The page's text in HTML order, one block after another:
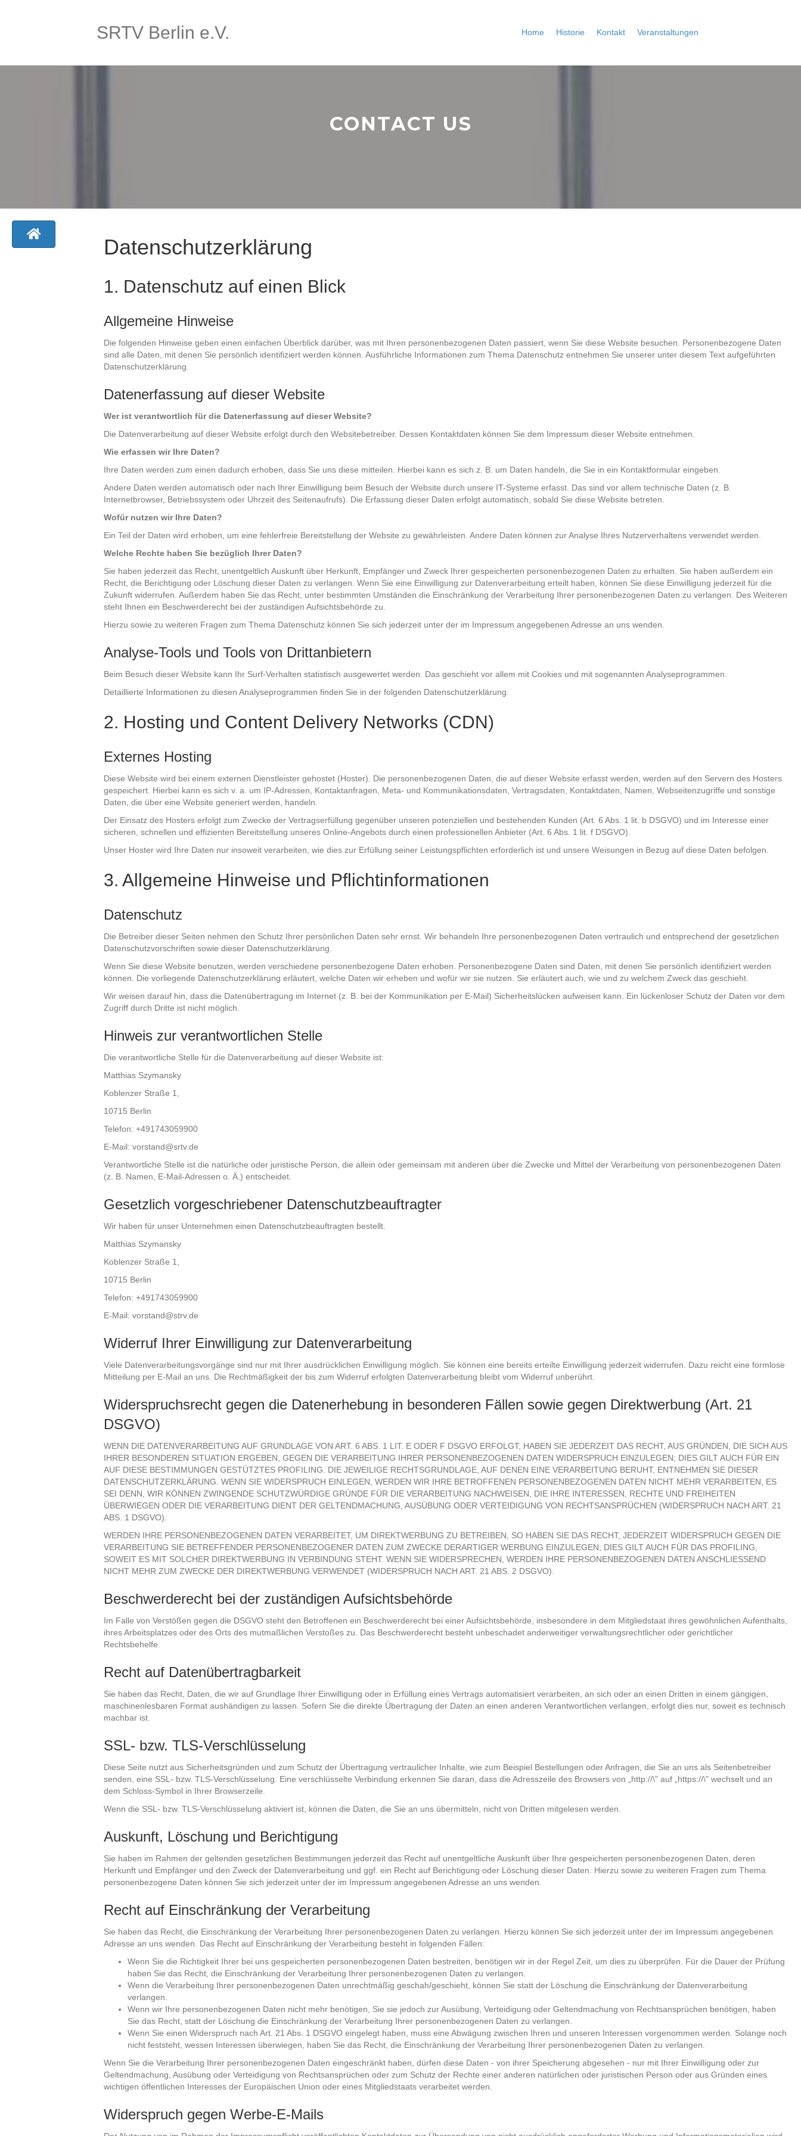
SRTV Berlin e.V. Home Historie Kontakt Veranstaltungen
CONTACT US
Datenschutzerklärung
1. Datenschutz auf einen Blick
Allgemeine Hinweise
Die folgenden Hinweise geben einen einfachen Überblick darüber, was mit Ihren personenbezogenen Daten passiert, wenn Sie diese Website besuchen. Personenbezogene Daten
sind alle Daten, mit denen Sie persönlich identifiziert werden können. Ausführliche Informationen zum Thema Datenschutz entnehmen Sie unserer unter diesem Text aufgeführten
Datenschutzerklärung.
Datenerfassung auf dieser Website
Wer ist verantwortlich für die Datenerfassung auf dieser Website?
Die Datenverarbeitung auf dieser Website erfolgt durch den Websitebetreiber. Dessen Kontaktdaten können Sie dem Impressum dieser Website entnehmen.
Wie erfassen wir Ihre Daten?
Ihre Daten werden zum einen dadurch erhoben, dass Sie uns diese mitteilen. Hierbei kann es sich z. B. um Daten handeln, die Sie in ein Kontaktformular eingeben.
Andere Daten werden automatisch oder nach Ihrer Einwilligung beim Besuch der Website durch unsere IT-Systeme erfasst. Das sind vor allem technische Daten (z. B.
Internetbrowser, Betriebssystem oder Uhrzeit des Seitenaufrufs). Die Erfassung dieser Daten erfolgt automatisch, sobald Sie diese Website betreten.
Wofür nutzen wir Ihre Daten?
Ein Teil der Daten wird erhoben, um eine fehlerfreie Bereitstellung der Website zu gewährleisten. Andere Daten können zur Analyse Ihres Nutzerverhaltens verwendet werden.
Welche Rechte haben Sie bezüglich Ihrer Daten?
Sie haben jederzeit das Recht, unentgeltlich Auskunft über Herkunft, Empfänger und Zweck Ihrer gespeicherten personenbezogenen Daten zu erhalten. Sie haben außerdem ein
Recht, die Berichtigung oder Löschung dieser Daten zu verlangen. Wenn Sie eine Einwilligung zur Datenverarbeitung erteilt haben, können Sie diese Einwilligung jederzeit für die
Zukunft widerrufen. Außerdem haben Sie das Recht, unter bestimmten Umständen die Einschränkung der Verarbeitung Ihrer personenbezogenen Daten zu verlangen. Des Weiteren
steht Ihnen ein Beschwerderecht bei der zuständigen Aufsichtsbehörde zu.
Hierzu sowie zu weiteren Fragen zum Thema Datenschutz können Sie sich jederzeit unter der im Impressum angegebenen Adresse an uns wenden.
Analyse-Tools und Tools von Drittanbietern
Beim Besuch dieser Website kann Ihr Surf-Verhalten statistisch ausgewertet werden. Das geschieht vor allem mit Cookies und mit sogenannten Analyseprogrammen.
Detaillierte Informationen zu diesen Analyseprogrammen finden Sie in der folgenden Datenschutzerklärung.
2. Hosting und Content Delivery Networks (CDN)
Externes Hosting
Diese Website wird bei einem externen Dienstleister gehostet (Hoster). Die personenbezogenen Daten, die auf dieser Website erfasst werden, werden auf den Servern des Hosters
gespeichert. Hierbei kann es sich v. a. um IP-Adressen, Kontaktanfragen, Meta- und Kommunikationsdaten, Vertragsdaten, Kontaktdaten, Namen, Webseitenzugriffe und sonstige
Daten, die über eine Website generiert werden, handeln.
Der Einsatz des Hosters erfolgt zum Zwecke der Vertragserfüllung gegenüber unseren potenziellen und bestehenden Kunden (Art. 6 Abs. 1 lit. b DSGVO) und im Interesse einer
sicheren, schnellen und effizienten Bereitstellung unseres Online-Angebots durch einen professionellen Anbieter (Art. 6 Abs. 1 lit. f DSGVO).
Unser Hoster wird Ihre Daten nur insoweit verarbeiten, wie dies zur Erfüllung seiner Leistungspflichten erforderlich ist und unsere Weisungen in Bezug auf diese Daten befolgen.
3. Allgemeine Hinweise und Pflichtinformationen
Datenschutz
Die Betreiber dieser Seiten nehmen den Schutz Ihrer persönlichen Daten sehr ernst. Wir behandeln Ihre personenbezogenen Daten vertraulich und entsprechend der gesetzlichen
Datenschutzvorschriften sowie dieser Datenschutzerklärung.
Wenn Sie diese Website benutzen, werden verschiedene personenbezogene Daten erhoben. Personenbezogene Daten sind Daten, mit denen Sie persönlich identifiziert werden
können. Die vorliegende Datenschutzerklärung erläutert, welche Daten wir erheben und wofür wir sie nutzen. Sie erläutert auch, wie und zu welchem Zweck das geschieht.
Wir weisen darauf hin, dass die Datenübertragung im Internet (z. B. bei der Kommunikation per E-Mail) Sicherheitslücken aufweisen kann. Ein lückenloser Schutz der Daten vor dem
Zugriff durch Dritte ist nicht möglich.
Hinweis zur verantwortlichen Stelle
Die verantwortliche Stelle für die Datenverarbeitung auf dieser Website ist:
Matthias Szymansky
Koblenzer Straße 1,
10715 Berlin
Telefon: +491743059900
E-Mail: vorstand@srtv.de
Verantwortliche Stelle ist die natürliche oder juristische Person, die allein oder gemeinsam mit anderen über die Zwecke und Mittel der Verarbeitung von personenbezogenen Daten
(z. B. Namen, E-Mail-Adressen o. Ä.) entscheidet.
Gesetzlich vorgeschriebener Datenschutzbeauftragter
Wir haben für unser Unternehmen einen Datenschutzbeauftragten bestellt.
Matthias Szymansky
Koblenzer Straße 1,
10715 Berlin
Telefon: +491743059900
E-Mail: vorstand@strv.de
Widerruf Ihrer Einwilligung zur Datenverarbeitung
Viele Datenverarbeitungsvorgänge sind nur mit Ihrer ausdrücklichen Einwilligung möglich. Sie können eine bereits erteilte Einwilligung jederzeit widerrufen. Dazu reicht eine formlose
Mitteilung per E-Mail an uns. Die Rechtmäßigkeit der bis zum Widerruf erfolgten Datenverarbeitung bleibt vom Widerruf unberührt.
Widerspruchsrecht gegen die Datenerhebung in besonderen Fällen sowie gegen Direktwerbung (Art. 21
DSGVO)
WENN DIE DATENVERARBEITUNG AUF GRUNDLAGE VON ART. 6 ABS. 1 LIT. E ODER F DSGVO ERFOLGT, HABEN SIE JEDERZEIT DAS RECHT, AUS GRÜNDEN, DIE SICH AUS
IHRER BESONDEREN SITUATION ERGEBEN, GEGEN DIE VERARBEITUNG IHRER PERSONENBEZOGENEN DATEN WIDERSPRUCH EINZULEGEN; DIES GILT AUCH FÜR EIN
AUF DIESE BESTIMMUNGEN GESTÜTZTES PROFILING. DIE JEWEILIGE RECHTSGRUNDLAGE, AUF DENEN EINE VERARBEITUNG BERUHT, ENTNEHMEN SIE DIESER
DATENSCHUTZERKLÄRUNG. WENN SIE WIDERSPRUCH EINLEGEN, WERDEN WIR IHRE BETROFFENEN PERSONENBEZOGENEN DATEN NICHT MEHR VERARBEITEN, ES
SEI DENN, WIR KÖNNEN ZWINGENDE SCHUTZWÜRDIGE GRÜNDE FÜR DIE VERARBEITUNG NACHWEISEN, DIE IHRE INTERESSEN, RECHTE UND FREIHEITEN
ÜBERWIEGEN ODER DIE VERARBEITUNG DIENT DER GELTENDMACHUNG, AUSÜBUNG ODER VERTEIDIGUNG VON RECHTSANSPRÜCHEN (WIDERSPRUCH NACH ART. 21
ABS. 1 DSGVO).
WERDEN IHRE PERSONENBEZOGENEN DATEN VERARBEITET, UM DIREKTWERBUNG ZU BETREIBEN, SO HABEN SIE DAS RECHT, JEDERZEIT WIDERSPRUCH GEGEN DIE
VERARBEITUNG SIE BETREFFENDER PERSONENBEZOGENER DATEN ZUM ZWECKE DERARTIGER WERBUNG EINZULEGEN; DIES GILT AUCH FÜR DAS PROFILING,
SOWEIT ES MIT SOLCHER DIREKTWERBUNG IN VERBINDUNG STEHT. WENN SIE WIDERSPRECHEN, WERDEN IHRE PERSONENBEZOGENEN DATEN ANSCHLIESSEND
NICHT MEHR ZUM ZWECKE DER DIREKTWERBUNG VERWENDET (WIDERSPRUCH NACH ART. 21 ABS. 2 DSGVO).
Beschwerderecht bei der zuständigen Aufsichtsbehörde
Im Falle von Verstößen gegen die DSGVO steht den Betroffenen ein Beschwerderecht bei einer Aufsichtsbehörde, insbesondere in dem Mitgliedstaat ihres gewöhnlichen Aufenthalts,
ihres Arbeitsplatzes oder des Orts des mutmaßlichen Verstoßes zu. Das Beschwerderecht besteht unbeschadet anderweitiger verwaltungsrechtlicher oder gerichtlicher
Rechtsbehelfe.
Recht auf Datenübertragbarkeit
Sie haben das Recht, Daten, die wir auf Grundlage Ihrer Einwilligung oder in Erfüllung eines Vertrags automatisiert verarbeiten, an sich oder an einen Dritten in einem gängigen,
maschinenlesbaren Format aushändigen zu lassen. Sofern Sie die direkte Übertragung der Daten an einen anderen Verantwortlichen verlangen, erfolgt dies nur, soweit es technisch
machbar ist.
SSL- bzw. TLS-Verschlüsselung
Diese Seite nutzt aus Sicherheitsgründen und zum Schutz der Übertragung vertraulicher Inhalte, wie zum Beispiel Bestellungen oder Anfragen, die Sie an uns als Seitenbetreiber
senden, eine SSL- bzw. TLS-Verschlüsselung. Eine verschlüsselte Verbindung erkennen Sie daran, dass die Adresszeile des Browsers von „http://\" auf „https://\" wechselt und an
dem Schloss-Symbol in Ihrer Browserzeile.
Wenn die SSL- bzw. TLS-Verschlüsselung aktiviert ist, können die Daten, die Sie an uns übermitteln, nicht von Dritten mitgelesen werden.
Auskunft, Löschung und Berichtigung
Sie haben im Rahmen der geltenden gesetzlichen Bestimmungen jederzeit das Recht auf unentgeltliche Auskunft über Ihre gespeicherten personenbezogenen Daten, deren
Herkunft und Empfänger und den Zweck der Datenverarbeitung und ggf. ein Recht auf Berichtigung oder Löschung dieser Daten. Hierzu sowie zu weiteren Fragen zum Thema
personenbezogene Daten können Sie sich jederzeit unter der im Impressum angegebenen Adresse an uns wenden.
Recht auf Einschränkung der Verarbeitung
Sie haben das Recht, die Einschränkung der Verarbeitung Ihrer personenbezogenen Daten zu verlangen. Hierzu können Sie sich jederzeit unter der im Impressum angegebenen
Adresse an uns wenden. Das Recht auf Einschränkung der Verarbeitung besteht in folgenden Fällen:
Wenn Sie die Richtigkeit Ihrer bei uns gespeicherten personenbezogenen Daten bestreiten, benötigen wir in der Regel Zeit, um dies zu überprüfen. Für die Dauer der Prüfung
haben Sie das Recht, die Einschränkung der Verarbeitung Ihrer personenbezogenen Daten zu verlangen.
Wenn die Verarbeitung Ihrer personenbezogenen Daten unrechtmäßig geschah/geschieht, können Sie statt der Löschung die Einschränkung der Datenverarbeitung
verlangen.
Wenn wir Ihre personenbezogenen Daten nicht mehr benötigen, Sie sie jedoch zur Ausübung, Verteidigung oder Geltendmachung von Rechtsansprüchen benötigen, haben
Sie das Recht, statt der Löschung die Einschränkung der Verarbeitung Ihrer personenbezogenen Daten zu verlangen.
Wenn Sie einen Widerspruch nach Art. 21 Abs. 1 DSGVO eingelegt haben, muss eine Abwägung zwischen Ihren und unseren Interessen vorgenommen werden. Solange noch
nicht feststeht, wessen Interessen überwiegen, haben Sie das Recht, die Einschränkung der Verarbeitung Ihrer personenbezogenen Daten zu verlangen.
Wenn Sie die Verarbeitung Ihrer personenbezogenen Daten eingeschränkt haben, dürfen diese Daten - von ihrer Speicherung abgesehen - nur mit Ihrer Einwilligung oder zur
Geltendmachung, Ausübung oder Verteidigung von Rechtsansprüchen oder zum Schutz der Rechte einer anderen natürlichen oder juristischen Person oder aus Gründen eines
wichtigen öffentlichen Interesses der Europäischen Union oder eines Mitgliedstaats verarbeitet werden.
Widerspruch gegen Werbe-E-Mails